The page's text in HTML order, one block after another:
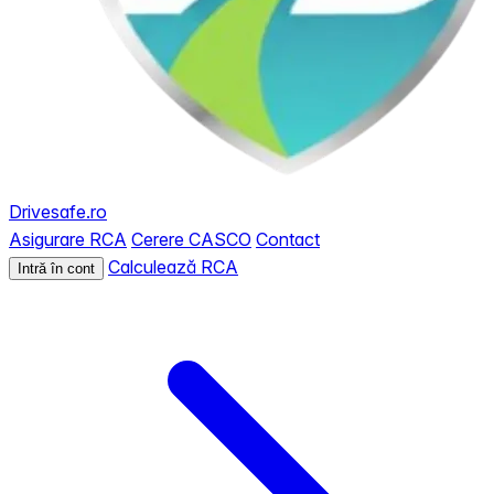
Drivesafe.ro
Asigurare RCA Cerere CASCO Contact
Intră în cont Calculează RCA